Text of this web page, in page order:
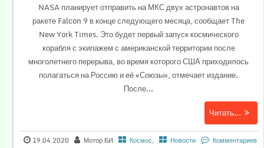
NASA планирует отправить на МКС двух астронавтов на
ракете Falcon 9 в конце следующего месяца, сообщает The
New York Times. Это будет первый запуск космического
корабля с экипажем с американской территории после
многолетнего перерыва, во время которого США приходилось
полагаться на Россию и её «Союзы», отмечает издание.
После...
Читать...
19.04.2020 Мотор БИ Космос, Новости
Комментариев